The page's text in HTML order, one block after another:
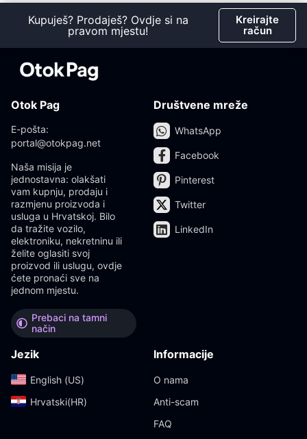
Kupuješ? Prodaješ? Ovdje si na
pravom mjestu!
Kreirajte
račun
Otok Pag
E-pošta:
portal@otokpag.net
Naša misija je
jednostavna: olakšati
vam kupnju, prodaju i
razmjenu proizvoda i
usluga u Hrvatskoj. Bilo
da tražite vozilo,
elektroniku, nekretninu ili
želite oglasiti svoj
proizvod ili uslugu, ovdje
ćete pronaći sve na
jednom mjestu.
Prebaci na tamni
način
Društvene mreže
WhatsApp
Facebook
Pinterest
Twitter
LinkedIn
Jezik
English (US)‎
Hrvatski(HR)‎
Informacije
O nama
Anti-scam
FAQ